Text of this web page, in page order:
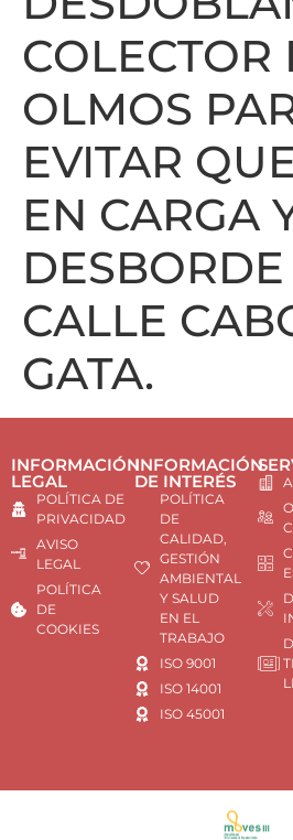
COLECTOR
OLMOS
EVITAR
EN CARGA
CALLE
GATA.
INFORMACIÓN
LEGAL
POLÍTICA DE
PRIVACIDAD
AVISO
LEGAL
POLÍTICA
DE
COOKIES
INFORMACIÓN
DE INTERÉS
POLÍTICA
DE
CALIDAD,
GESTIÓN
AMBIENTAL
Y SALUD
EN EL
TRABAJO
ISO 9001
ISO 14001
ISO 45001